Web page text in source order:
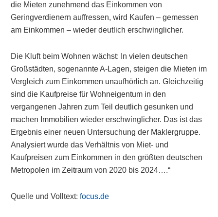
die Mieten zunehmend das Einkommen von
Geringverdienern auffressen, wird Kaufen – gemessen
am Einkommen – wieder deutlich erschwinglicher.
Die Kluft beim Wohnen wächst: In vielen deutschen
Großstädten, sogenannte A-Lagen, steigen die Mieten im
Vergleich zum Einkommen unaufhörlich an. Gleichzeitig
sind die Kaufpreise für Wohneigentum in den
vergangenen Jahren zum Teil deutlich gesunken und
machen Immobilien wieder erschwinglicher. Das ist das
Ergebnis einer neuen Untersuchung der Maklergruppe.
Analysiert wurde das Verhältnis von Miet- und
Kaufpreisen zum Einkommen in den größten deutschen
Metropolen im Zeitraum von 2020 bis 2024….“
Quelle und Volltext:focus.de